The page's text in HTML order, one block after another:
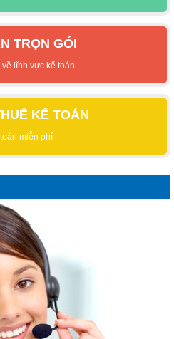
TRỌN GÓI
lĩnh vực kế toán
KẾ TOÁN
miễn phí